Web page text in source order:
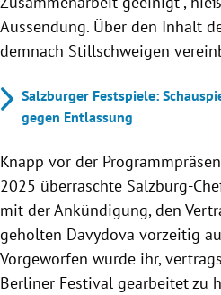
Aussendung. Über den Inhalt
demnach Stillschweigen
Salzburger Festspiele:
gegen Entlassung
Knapp vor der
2025 überraschte Salzburg-
mit der Ankündigung, den
geholten Davydova vorzeitig
Vorgeworfen wurde ihr,
Berliner Festival gearbeitet zu